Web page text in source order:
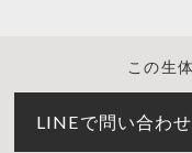
この生
LINEで問い合わせ